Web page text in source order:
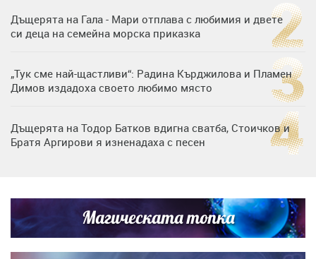
Дъщерята на Гала - Мари отплава с любимия и двете
си деца на семейна морска приказка
„Тук сме най-щастливи“: Радина Кърджилова и Пламен
Димов издадоха своето любимо място
Дъщерята на Тодор Батков вдигна сватба, Стоичков и
Братя Аргирови я изненадаха с песен
Списъкът е ясен: Джей Ло и Риана във ВИП гостите на
сватбата на Роналдо
Магическата топка